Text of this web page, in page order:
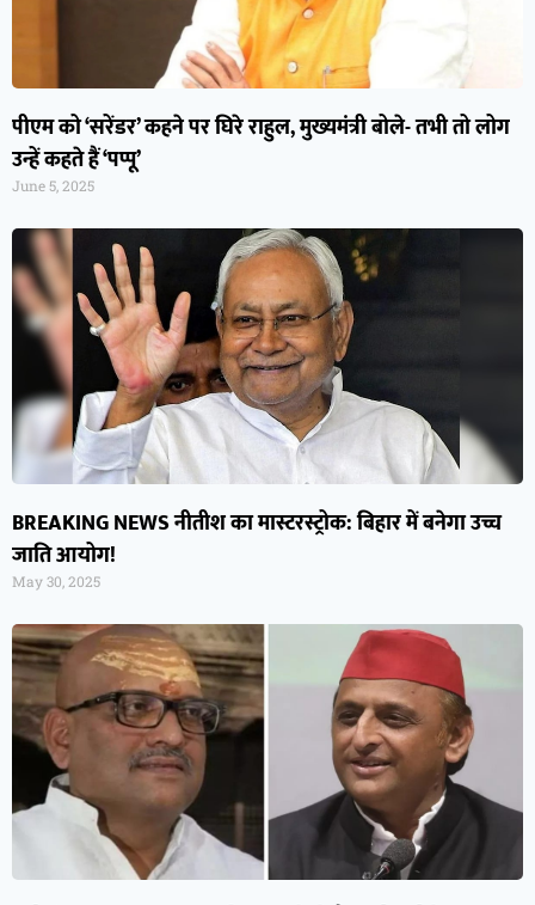
पीएम को ‘सरेंडर’ कहने पर घिरे राहुल, मुख्यमंत्री बोले- तभी तो लोग
उन्हें कहते हैं ‘पप्पू’
June 5, 2025
BREAKING NEWS नीतीश का मास्टरस्ट्रोक: बिहार में बनेगा उच्च
जाति आयोग!
May 30, 2025